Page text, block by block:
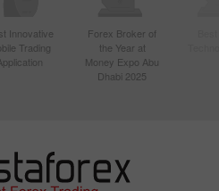
Innovative
Trading
Forex Broker of
the Year at
Money Expo Abu
Dhabi 2025